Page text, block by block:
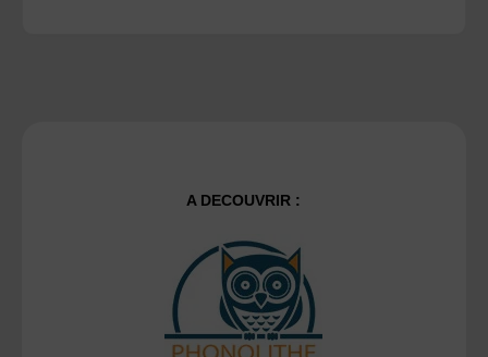
A DECOUVRIR :